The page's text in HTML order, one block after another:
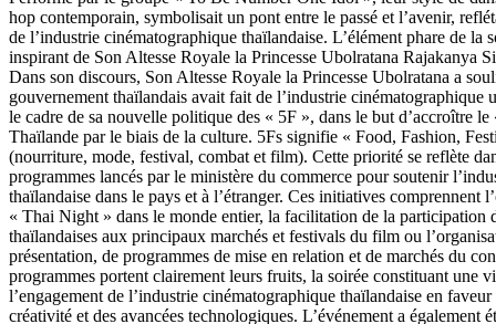
hop contemporain, symbolisait un pont entre le passé et l’avenir,
de l’industrie cinématographique thaïlandaise. L’élément phare de la
inspirant de Son Altesse Royale la Princesse Ubolratana Rajakanya
Dans son discours, Son Altesse Royale la Princesse Ubolratana a
gouvernement thaïlandais avait fait de l’industrie cinématographique
le cadre de sa nouvelle politique des « 5F », dans le but d’accroître
Thaïlande par le biais de la culture. 5Fs signifie « Food, Fashion,
(nourriture, mode, festival, combat et film). Cette priorité se reflète
programmes lancés par le ministère du commerce pour soutenir
thaïlandaise dans le pays et à l’étranger. Ces initiatives comprennent
« Thai Night » dans le monde entier, la facilitation de la participation
thaïlandaises aux principaux marchés et festivals du film ou
présentation, de programmes de mise en relation et de marchés du
programmes portent clairement leurs fruits, la soirée constituant une
l’engagement de l’industrie cinématographique thaïlandaise en
créativité et des avancées technologiques. L’événement a également